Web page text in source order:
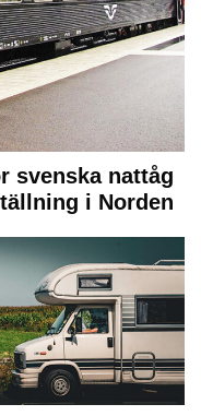
svenska nattåg
i Norden